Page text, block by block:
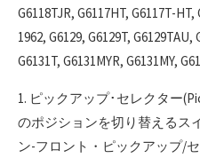
G6118TJR, G6117HT, G6117T-HT,
1962, G6129, G6129T, G6129TAU,
G6131T, G6131MYR, G6131MY,
1. ピックアップ･セレクター
のポジションを切り替えるス
ン-フロント・ピックアップ/